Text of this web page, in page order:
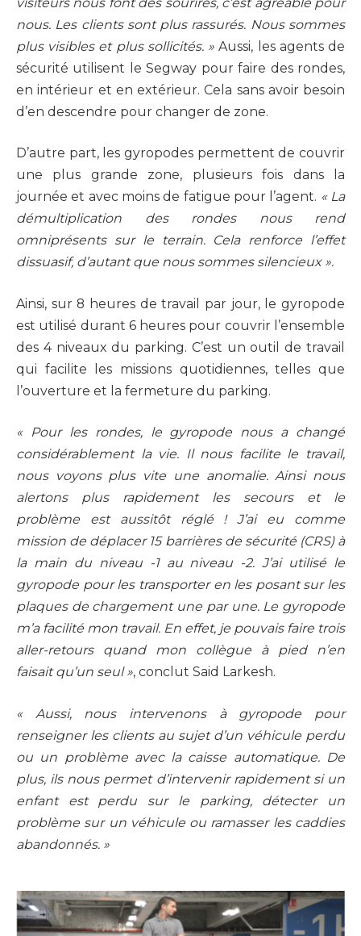
nous. Les clients sont plus rassurés. Nous sommes
plus visibles et plus sollicités. » Aussi, les agents de
sécurité utilisent le Segway pour faire des rondes,
en intérieur et en extérieur. Cela sans avoir besoin
d’en descendre pour changer de zone.
D’autre part, les gyropodes permettent de couvrir
une plus grande zone, plusieurs fois dans la
journée et avec moins de fatigue pour l’agent. « La
démultiplication des rondes nous rend
omniprésents sur le terrain. Cela renforce l’effet
dissuasif, d’autant que nous sommes silencieux ».
Ainsi, sur 8 heures de travail par jour, le gyropode
est utilisé durant 6 heures pour couvrir l’ensemble
des 4 niveaux du parking. C’est un outil de travail
qui facilite les missions quotidiennes, telles que
l’ouverture et la fermeture du parking.
« Pour les rondes, le gyropode nous a changé
considérablement la vie. Il nous facilite le travail,
nous voyons plus vite une anomalie. Ainsi nous
alertons plus rapidement les secours et le
problème est aussitôt réglé ! J’ai eu comme
mission de déplacer 15 barrières de sécurité (CRS) à
la main du niveau -1 au niveau -2. J’ai utilisé le
gyropode pour les transporter en les posant sur les
plaques de chargement une par une. Le gyropode
m’a facilité mon travail. En effet, je pouvais faire trois
aller-retours quand mon collègue à pied n’en
faisait qu’un seul », conclut Said Larkesh.
« Aussi, nous intervenons à gyropode pour
renseigner les clients au sujet d’un véhicule perdu
ou un problème avec la caisse automatique. De
plus, ils nous permet d’intervenir rapidement si un
enfant est perdu sur le parking, détecter un
problème sur un véhicule ou ramasser les caddies
abandonnés. »